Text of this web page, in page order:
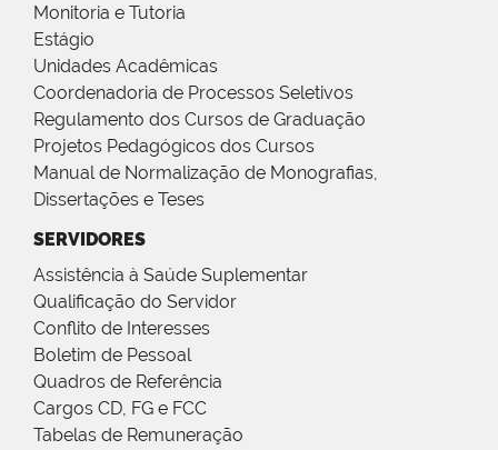
Monitoria e Tutoria
Estágio
Unidades Acadêmicas
Coordenadoria de Processos Seletivos
Regulamento dos Cursos de Graduação
Projetos Pedagógicos dos Cursos
Manual de Normalização de Monografias,
Dissertações e Teses
SERVIDORES
Assistência à Saúde Suplementar
Qualificação do Servidor
Conflito de Interesses
Boletim de Pessoal
Quadros de Referência
Cargos CD, FG e FCC
Tabelas de Remuneração